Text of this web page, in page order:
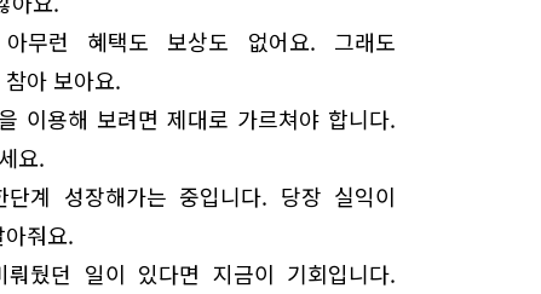
무런 혜택도 보상도 없어요. 그래도
아 보아요.
이용해 보려면 제대로 가르쳐야 합니다.
요.
계 성장해가는 중입니다. 당장 실익이
줘요.
뒀던 일이 있다면 지금이 기회입니다.